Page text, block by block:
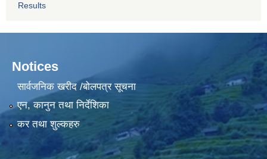
Results
Notices
सार्वजनिक खरीद /बोलपत्र सूचना
एन, कानुन तथा निर्देशिका
कर तथा शुल्कहरु